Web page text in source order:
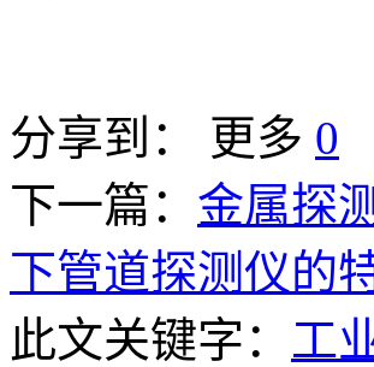
分享到： 更多 0
下一篇： 金属探
下管道探测仪的
此文关键字： 工